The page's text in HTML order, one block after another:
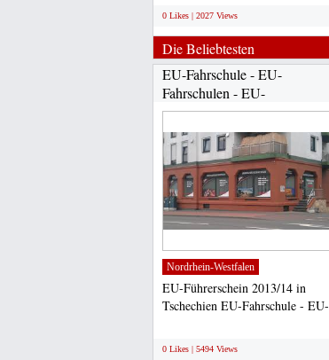
0 Likes | 2027 Views
Die Beliebtesten
EU-Fahrschule - EU-
Fahrschulen - EU-
Führerschein...
Nordrhein-Westfalen
EU-Führerschein 2013/14 in
Tschechien EU-Fahrschule - EU-
0 Likes | 5494 Views